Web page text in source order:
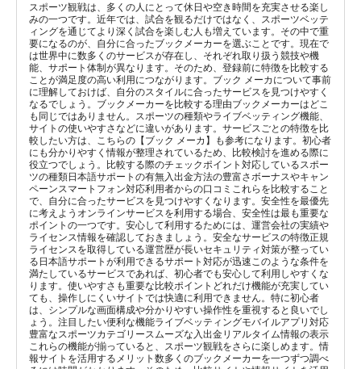
スポーツ観戦は、多くの人にとって休日や空き時間を充実させる楽し
みの一つです。近年では、試合を観るだけではなく、スポーツベッテ
ィングを通じてより深く試合を楽しむ人も増えています。その中で重
要になるのが、自分に合ったブックメーカーを選ぶことです。現在で
は世界中に数多くのサービスが存在し、それぞれ取り扱う競技や機
能、サポート体制が異なります。そのため、登録前に特徴を比較する
ことが満足度の高い利用につながります。ブック メーカについて事前
に理解しておけば、自分のスタイルに合ったサービスを見つけやすく
なるでしょう。ブックメーカーを比較する理由ブックメーカーはどこ
も同じではありません。スポーツの種類やライブベッティング機能、
サイトの使いやすさなどに違いがあります。サービスごとの特徴を比
較したい方は、こちらの【ブック メーカ】も参考になります。初心者
にも分かりやすく情報が整理されているため、比較検討を進める際に
役立つでしょう。比較する際のチェックポイント対応しているスポー
ツの種類日本語サポートの有無入出金方法の豊富さボーナスやキャン
ペーンスマートフォン対応利用者からの口コミこれらを比較すること
で、自分に合ったサービスを見つけやすくなります。安全性を最優先
に考えようオンラインサービスを利用する場合、安全性は最も重要な
ポイントの一つです。安心して利用するためには、運営会社の実績や
ライセンス情報を確認しておきましょう。安全なサービスの特徴正規
ライセンスを取得している運営歴が長いセキュリティ対策が整ってい
る日本語サポートが利用できるサポート対応が迅速このような条件を
満たしているサービスであれば、初心者でも安心して利用しやすくな
ります。使いやすさも重要な比較ポイントどれだけ機能が充実してい
ても、操作しにくいサイトでは快適に利用できません。特に初心者
は、シンプルな画面構成や分かりやすい操作性を重視すると良いでし
ょう。注目したい便利な機能ライブベッティングモバイルアプリ対応
豊富なスポーツカテゴリースムーズな入出金リアルタイム情報の表示
これらの機能が揃っていると、スポーツ観戦をさらに楽しめます。情
報サイトを活用するメリット数多くのブックメーカーを一つずつ調べ